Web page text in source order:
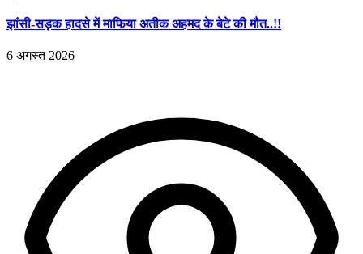
झांसी-सड़क हादसे में माफिया अतीक अहमद के बेटे की मौत..!!
6 अगस्त 2026